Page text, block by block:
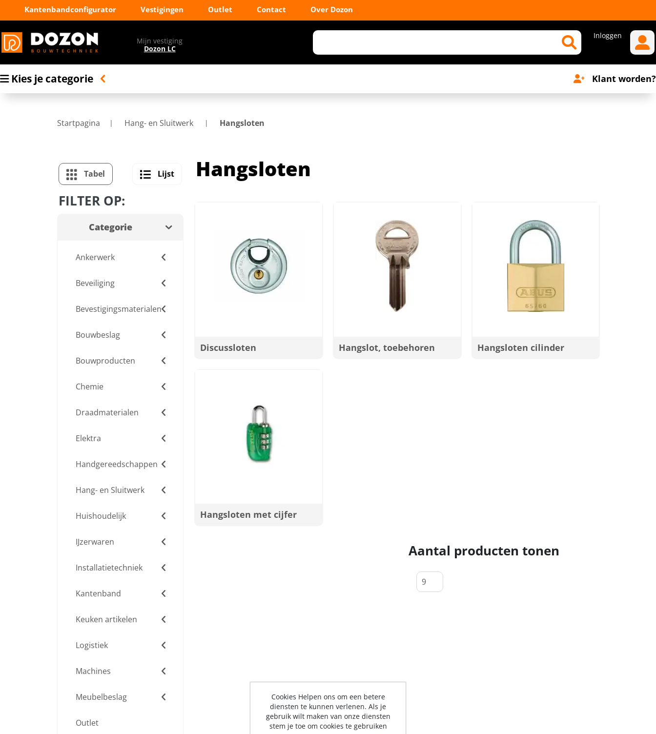
Kantenbandconfigurator Vestigingen Outlet Contact Over Dozon
Mijn vestiging
Dozon LC
Inloggen
Kies je categorie Klant worden?
Startpagina Hang- en Sluitwerk Hangsloten
Tabel Lijst
FILTER OP:
Categorie
Ankerwerk
Beveiliging
Bevestigingsmaterialen
Bouwbeslag
Bouwproducten
Chemie
Draadmaterialen
Elektra
Handgereedschappen
Hang- en Sluitwerk
Huishoudelijk
IJzerwaren
Installatietechniek
Kantenband
Keuken artikelen
Logistiek
Machines
Meubelbeslag
Outlet
Hangsloten
Discussloten Hangslot, toebehoren Hangsloten cilinder
Hangsloten met cijfer
Aantal producten tonen
Cookies Helpen ons om een betere
diensten te kunnen verlenen. Als je
gebruik wilt maken van onze diensten
stem je toe om cookies te gebruiken